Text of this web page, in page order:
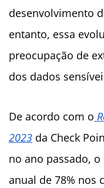
desenvolvimento
entanto, essa
preocupação de
dos dados
De acordo com o
2023 da Check
no ano passado,
anual de 78% nos